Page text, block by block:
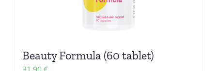
Beauty Formula (60 tablet)